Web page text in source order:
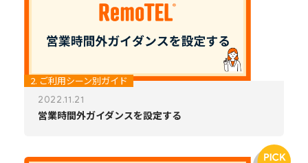
2. ご利用シーン別ガイド
2022.11.21
営業時間外ガイダンスを設定する